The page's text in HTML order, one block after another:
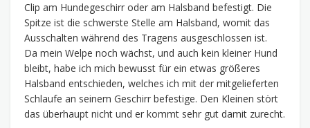
Clip am Hundegeschirr oder am Halsband befestigt. Die
Spitze ist die schwerste Stelle am Halsband, womit das
Ausschalten während des Tragens ausgeschlossen ist.
Da mein Welpe noch wächst, und auch kein kleiner Hund
bleibt, habe ich mich bewusst für ein etwas größeres
Halsband entschieden, welches ich mit der mitgelieferten
Schlaufe an seinem Geschirr befestige. Den Kleinen stört
das überhaupt nicht und er kommt sehr gut damit zurecht.